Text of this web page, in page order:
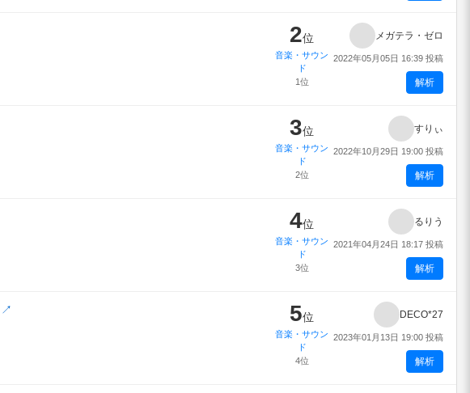
2位
音楽・サウン
ド
1位
メガテラ・ゼロ
2022年05月05日 16:39 投稿
解析
3位
音楽・サウン
ド
2位
すりぃ
2022年10月29日 19:00 投稿
解析
4位
音楽・サウン
ド
3位
るりう
2021年04月24日 18:17 投稿
解析
↗ 5位
音楽・サウン
ド
4位
DECO*27
2023年01月13日 19:00 投稿
解析